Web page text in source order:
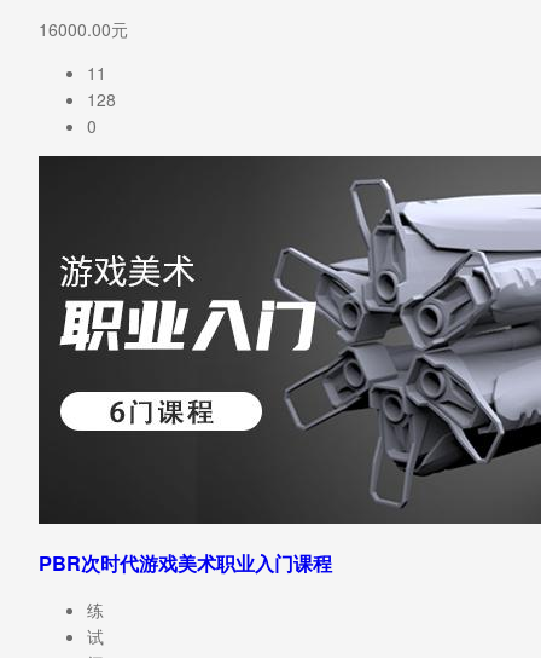
16000.00元
11
128
0
PBR次时代游戏美术职业入门课程
练
试